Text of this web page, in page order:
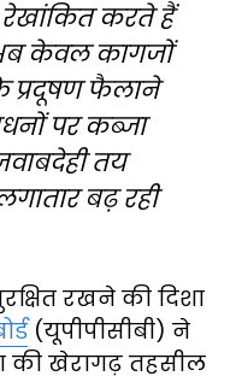
रेखांकित करते हैं
केवल कागजों
प्रदूषण फैलाने
पर कब्जा
तय
बढ़ रही
रखने की दिशा
(यूपीपीसीबी) ने
की खेरागढ़ तहसील